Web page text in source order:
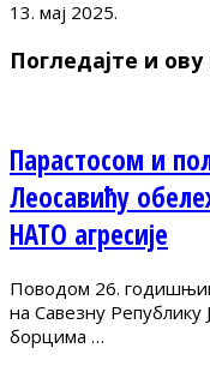
13. мај 2025.
Погледајте и ову
Парастосом и
Леосавићу
НАТО агресије
Поводом 26.
на Савезну Републику
борцима …